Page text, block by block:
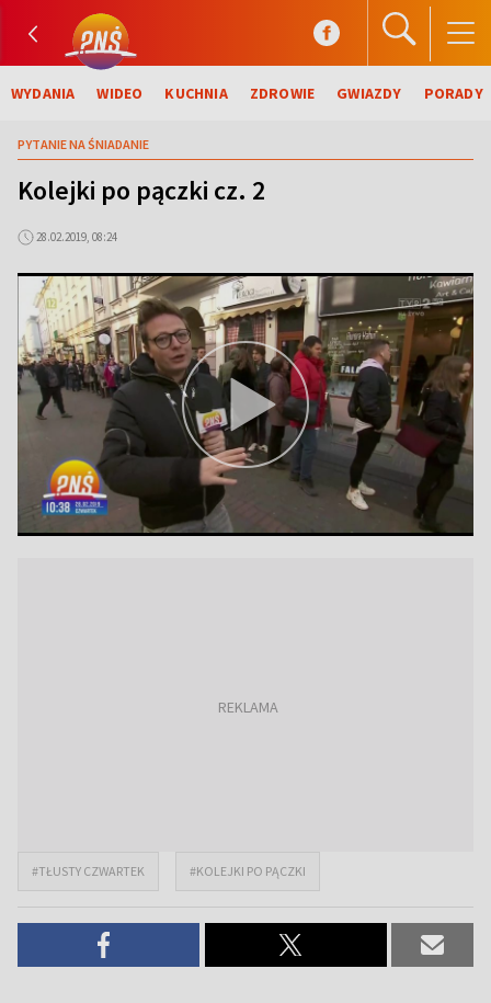
WYDANIA WIDEO KUCHNIA ZDROWIE GWIAZDY PORADY
PYTANIE NA ŚNIADANIE
Kolejki po pączki cz. 2
28.02.2019, 08:24
#TŁUSTY CZWARTEK #KOLEJKI PO PĄCZKI